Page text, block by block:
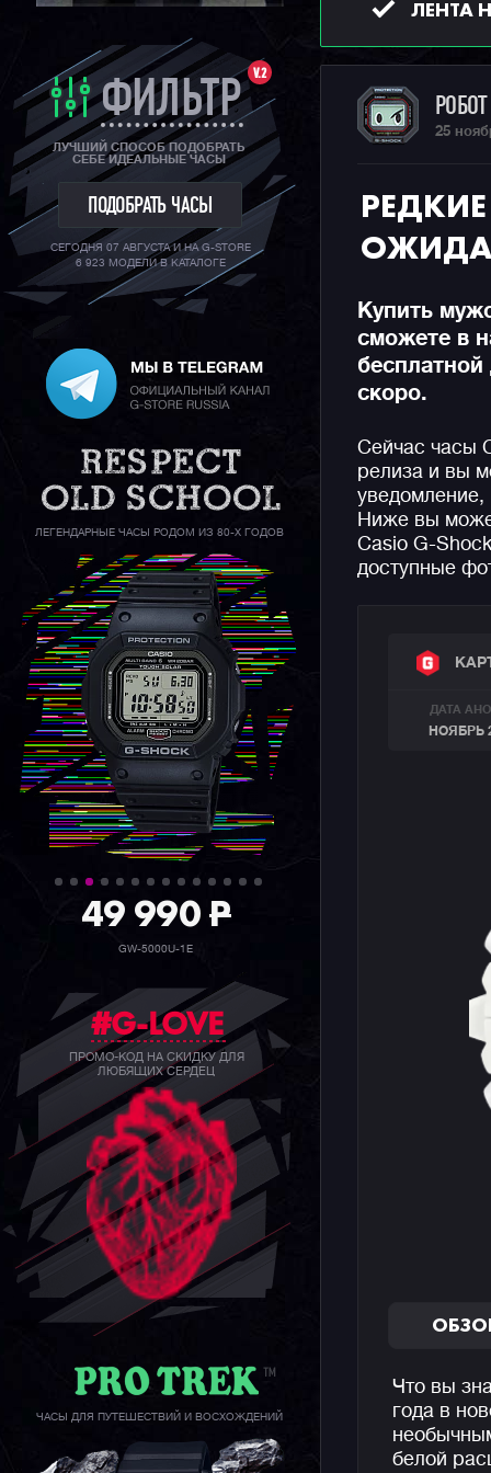
V.2
ФИЛЬТР
ЛУЧШИЙ СПОСОБ ПОДОБРАТЬ
СЕБЕ ИДЕАЛЬНЫЕ ЧАСЫ
ПОДОБРАТЬ ЧАСЫ
СЕГОДНЯ 07 АВГУСТА И НА G-STORE
6 923 МОДЕЛИ В КАТАЛОГЕ
ЛЕГЕНДАРНЫЕ ЧАСЫ РОДОМ ИЗ 80-Х ГОДОВ
36 990P
GW-5000HS-1E
#G-LOVE
ПРОМО-КОД НА СКИДКУ ДЛЯ
ЛЮБЯЩИХ СЕРДЕЦ
ЧАСЫ ДЛЯ ПУТЕШЕСТВИЙ И ВОСХОЖДЕНИЙ
ЛЕНТА
25
РЕДКИЕ
Купить
сможете в
скоро.
Сейчас часы
релиза и вы
уведомление,
Ниже вы
Casio G-
доступные
ДАТА
НОЯБРЬ
Что вы
года в
белой